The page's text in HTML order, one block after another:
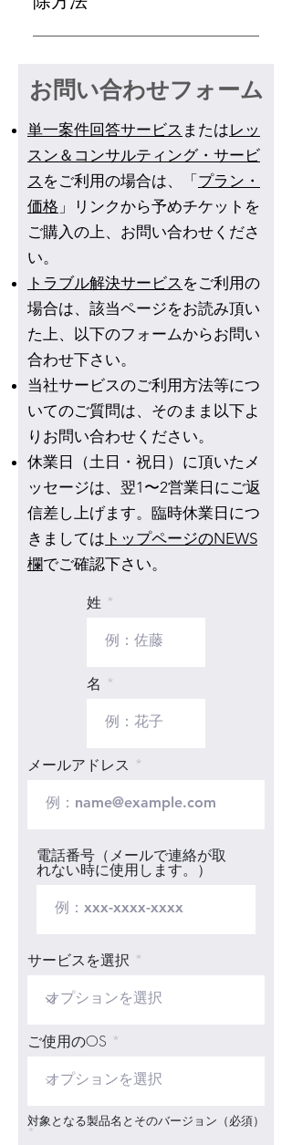
試しチケット」を選択します。
ックします。 （３）新規登録の方
ルアドレスで新規登録」を選んだ
場合で進行します。） 【重要】ご
登録前に利用規約とプライバシー
ポリシーをご確認下さい。 （４）
メールアドレスを入力し、パスワ
ードを決めて入力し、「私はロボ
ットではありません」のチェック
を入れて、「新規登録」ボタンを
クリックします。 （５）入力した
メールアドレス宛に認証コードが
送信されるので、それをここに入
力し、「認証・新規登録」ボタン
をクリックすると、新規登録が完
了します。 （６）これで新規登録
は完了です。お支払い画面の右に
ある「注文内容」をご確認の上、
「プランを購入する」ボタンをク
リックします。 （７）メールボッ
クスを開き、「music-tech-
solutions<contact@music-tech-
solutions.co.jp>」のメールアドレ
入ありがとうございます」という
タイトルのメールが届いているこ
は受注管理サービス「Wix」を利
用いただけます。 （１）右上の
ます。 （２）新規登録画面に移行
しますので、「Googleで登録」ま
たは「Facebookで登録」ボタンを
クリックします。 （３）連携設定
のウィンドウが現れますので、連
携したいアカウントのボタンをク
リックします。 （４）連携が完了
すると、右上の「ログイン」ボタ
ンが外部アカウントのプロフィー
ルアイコンに変わります。 （５）
この状態でプランを選択すると、
それぞれの購入ページに移行しま
す。 ーーーーー 会員登録が上手く
いかない場合は、以下の「お問い
合わせフォーム」からお問い合わ
せください。
誠に申し訳ございませんが、弊社
は、現時点ではサイト会員はご自
分のアカウント（プロフィールペ
ージを含む）をご自身で削除する
ことができません。 登録を削除す
るには、お手数ですがこのページ
の下にあるお問い合わせフォーム
からその旨をお知らせ頂きますよ
う、お願いいたします。
お問い合わせフォーム
単一案件回答サービス またはレッ
スン＆コンサルティング・サービ
ス をご利用の場合は、「 プラン・
価格 」リンクから予めチケットを
ご購入の上、お問い合わせくださ
い。
トラブル解決サービス をご利用の
場合は、該当ページをお読み頂い
た上、以下のフォームからお問い
合わせ下さい。
​当社サービスのご利用方法等につ
いてのご質問は、そのまま以下よ
りお問い合わせください。
休業日（土日・祝日）に頂いたメ
ッセージは、翌1〜2営業日 にご返
信差し上げます。臨時休業日につ
きましては トップページのNEWS
欄でご確認下さい。
姓
名
メールアドレス
電話番号（メールで連絡が取
れない時に使用します。）
サービスを選択
ご使用のOS
対象となる製品名とそのバージョン（必須）
*